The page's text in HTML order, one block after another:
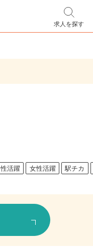
求人を探す
男性活躍 女性活躍 駅チカ